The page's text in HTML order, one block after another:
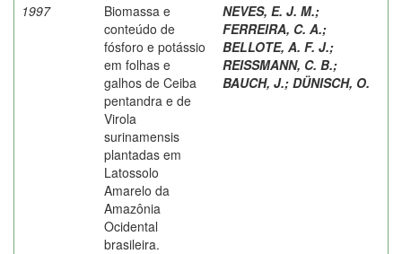
1997
Biomassa e
conteúdo de
fósforo e potássio
em folhas e
galhos de Ceiba
pentandra e de
Virola
surinamensis
plantadas em
Latossolo
Amarelo da
Amazônia
Ocidental
brasileira.
NEVES, E. J. M.;
FERREIRA, C. A.;
BELLOTE, A. F. J.;
REISSMANN, C. B.;
BAUCH, J.; DÜNISCH, O.